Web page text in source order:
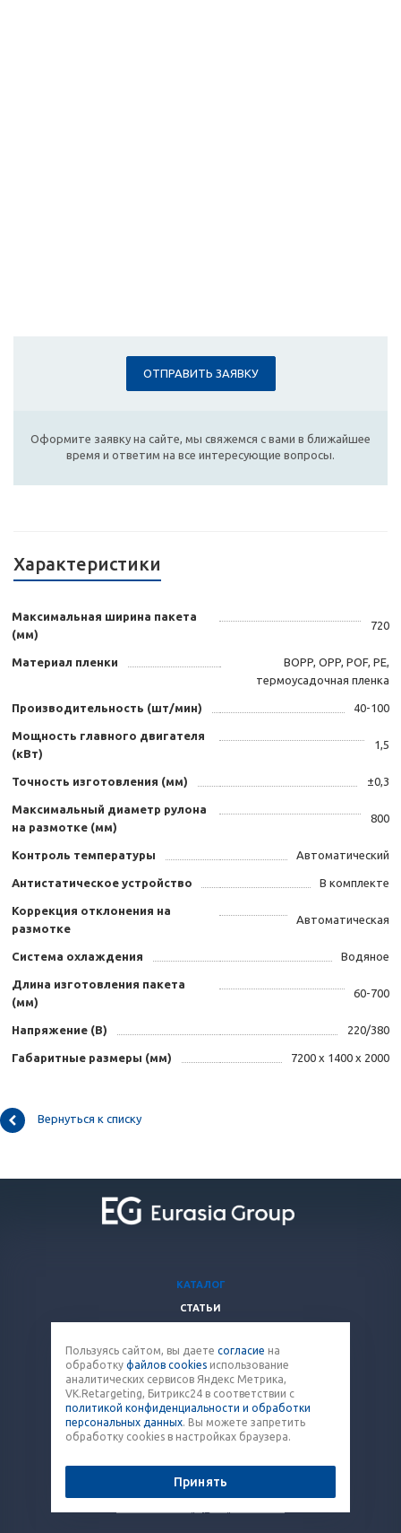
ОТПРАВИТЬ ЗАЯВКУ
Оформите заявку на сайте, мы свяжемся с вами в ближайшее
время и ответим на все интересующие вопросы.
Характеристики
Максимальная ширина пакета
(мм)
720
Материал пленки
BOPP, OPP, POF, PE,
термоусадочная пленка
Производительность (шт/мин) 40-100
Мощность главного двигателя
(кВт)
1,5
Точность изготовления (мм) ±0,3
Максимальный диаметр рулона
на размотке (мм)
800
Контроль температуры Автоматический
Антистатическое устройство В комплекте
Коррекция отклонения на
размотке
Автоматическая
Система охлаждения Водяное
Длина изготовления пакета
(мм)
60-700
Напряжение (B) 220/380
Габаритные размеры (мм) 7200 х 1400 х 2000
Вернуться к списку
© 2026 Все права защищены.
КАТАЛОГ
СТАТЬИ
КОМПАНИЯ
КОНТАКТЫ
8 (800) 707-12-53
paket@eq-mail.ru
Пользуясь сайтом, вы даете согласие на
обработку файлов cookies использование
аналитических сервисов Яндекс Метрика,
VK.Retargeting, Битрикс24 в соответствии с
политикой конфиденциальности и обработки
персональных данных. Вы можете запретить
обработку cookies в настройках браузера.
Принять